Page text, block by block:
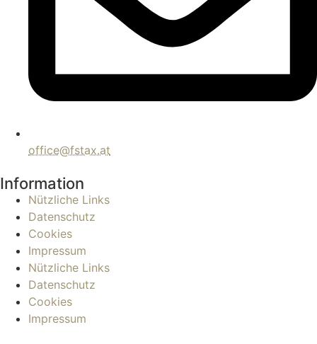
office@fstax.at
Information
Nützliche Links
Datenschutz
Cookies
Impressum
Nützliche Links
Datenschutz
Cookies
Impressum